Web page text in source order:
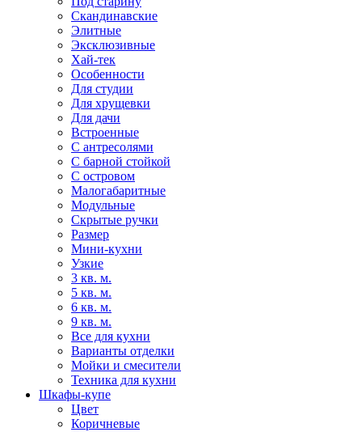
Скандинавские
Элитные
Эксклюзивные
Хай-тек
Особенности
Для студии
Для хрущевки
Для дачи
Встроенные
С антресолями
С барной стойкой
С островом
Малогабаритные
Модульные
Скрытые ручки
Размер
Мини-кухни
Узкие
3 кв. м.
5 кв. м.
6 кв. м.
9 кв. м.
Все для кухни
Варианты отделки
Мойки и смесители
Техника для кухни
Шкафы-купе
Цвет
Коричневые